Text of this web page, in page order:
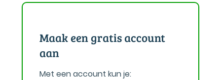
Maak een gratis account
aan
Met een account kun je: